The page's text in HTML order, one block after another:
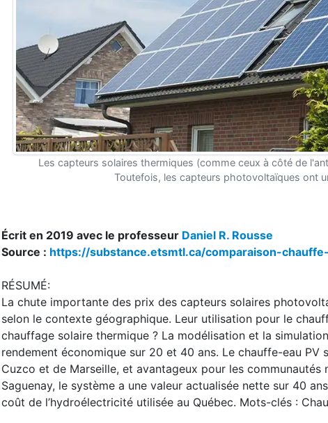
Les capteurs solaires thermiques (comme ceux à côté de
Toutefois, les capteurs photovoltaïques ont
Écrit en 2019 avec le professeur Daniel R. Rousse
Source : https://substance.etsmtl.ca/comparaison-
RÉSUMÉ:
La chute importante des prix des capteurs solaires
selon le contexte géographique. Leur utilisation pour le
chauffage solaire thermique ? La modélisation et la
rendement économique sur 20 et 40 ans. Le chauffe-eau PV
Cuzco et de Marseille, et avantageux pour les
Saguenay, le système a une valeur actualisée nette sur 40
coût de l’hydroélectricité utilisée au Québec. Mots-clés :